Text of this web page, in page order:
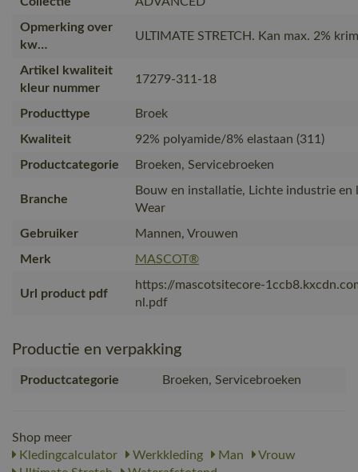
Opmerking over
kw…
ULTIMATE STRETCH. Kan max. 2%
Artikel kwaliteit
kleur nummer
17279-311-18
Producttype
Broek
Kwaliteit
92% polyamide/8% elastaan (311)
Productcategorie
Broeken, Servicebroeken
Branche
Bouw en installatie, Lichte industrie en
Wear
Gebruiker
Mannen, Vrouwen
Merk
MASCOT®
Url product pdf
https://mascotsitecore-
nl.pdf
Productie en verpakking
Productcategorie Broeken, Servicebroeken
Shop meer
Kledingcalculator
Werkkleding Man
Vrouw